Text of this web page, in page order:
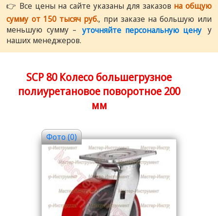
👉 Все цены на сайте указаны для заказов на общую
сумму от 150 тысяч руб., при заказе на большую или
меньшую сумму – уточняйте персональную цену у
наших менеджеров.
SCP 80 Колесо большегрузное
полиуретановое поворотное 200
мм
Фото (0)